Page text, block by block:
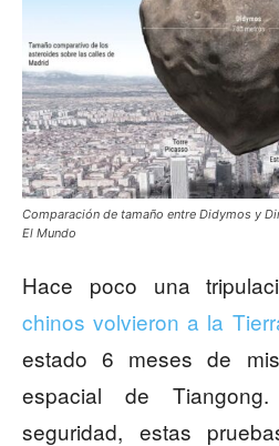
Comparación de tamaño entre Didymos y
El Mundo
Hace poco una
chinos volvieron a la
estado 6 meses de
espacial de
seguridad, estas